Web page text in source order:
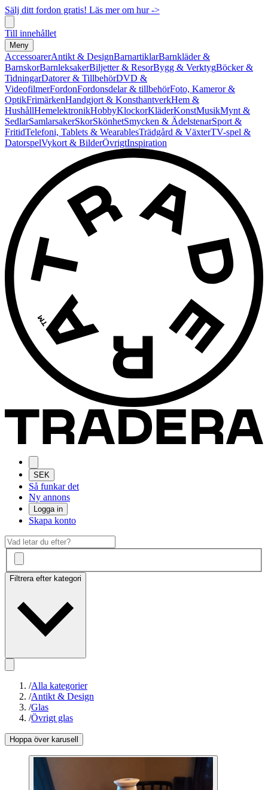
Sälj ditt fordon gratis! Läs mer om hur ->
Till innehållet
Meny
AccessoarerAntikt & DesignBarnartiklarBarnkläder &
BarnskorBarnleksakerBiljetter & ResorBygg & VerktygBöcker &
TidningarDatorer & TillbehörDVD &
VideofilmerFordonFordonsdelar & tillbehörFoto, Kameror &
OptikFrimärkenHandgjort & KonsthantverkHem &
HushållHemelektronikHobbyKlockorKläderKonstMusikMynt &
SedlarSamlarsakerSkorSkönhetSmycken & ÄdelstenarSport &
FritidTelefoni, Tablets & WearablesTrädgård & VäxterTV-spel &
DatorspelVykort & BilderÖvrigtInspiration
SEK
Så funkar det
Ny annons
Logga in
Skapa konto
Filtrera efter kategori
/Alla kategorier
/Antikt & Design
/Glas
/Övrigt glas
Hoppa över karusell